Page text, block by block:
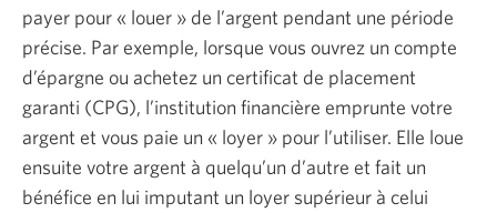
payer pour « louer » de l’argent pendant une période
précise. Par exemple, lorsque vous ouvrez un compte
d’épargne ou achetez un certificat de placement
garanti (CPG), l’institution financière emprunte votre
argent et vous paie un « loyer » pour l’utiliser. Elle loue
ensuite votre argent à quelqu’un d’autre et fait un
bénéfice en lui imputant un loyer supérieur à celui